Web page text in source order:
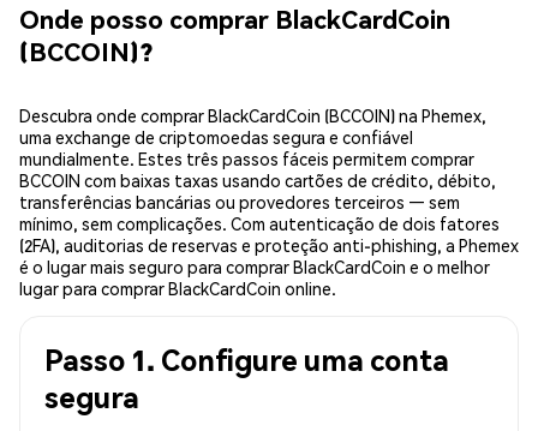
Onde posso comprar BlackCardCoin
(BCCOIN)?
Descubra onde comprar BlackCardCoin (BCCOIN) na Phemex,
uma exchange de criptomoedas segura e confiável
mundialmente. Estes três passos fáceis permitem comprar
BCCOIN com baixas taxas usando cartões de crédito, débito,
transferências bancárias ou provedores terceiros — sem
mínimo, sem complicações. Com autenticação de dois fatores
(2FA), auditorias de reservas e proteção anti-phishing, a Phemex
é o lugar mais seguro para comprar BlackCardCoin e o melhor
lugar para comprar BlackCardCoin online.
Passo 1. Configure uma conta
segura